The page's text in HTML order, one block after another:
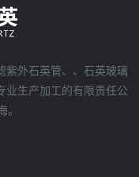
紫外石英管、、石英玻璃
业生产加工的有限责任公